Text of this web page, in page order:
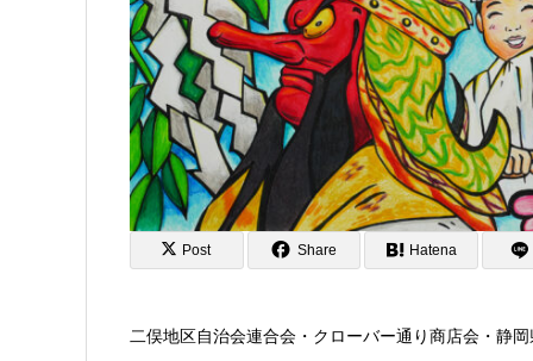
Post Share Hatena
二俣地区自治会連合会・クローバー通り商店会・静